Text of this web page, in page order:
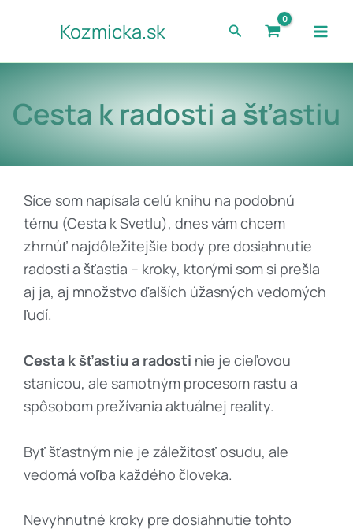
Kozmicka.sk Hľadať
Cesta k radosti a šťastiu
Síce som napísala celú knihu na podobnú
tému (Cesta k Svetlu), dnes vám chcem
zhrnúť najdôležitejšie body pre dosiahnutie
radosti a šťastia – kroky, ktorými som si prešla
aj ja, aj množstvo ďalších úžasných vedomých
ľudí.
Cesta k šťastiu a radosti nie je cieľovou
stanicou, ale samotným procesom rastu a
spôsobom prežívania aktuálnej reality.
Byť šťastným nie je záležitosť osudu, ale
vedomá voľba každého človeka.
Nevyhnutné kroky pre dosiahnutie tohto